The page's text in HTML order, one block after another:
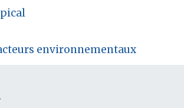
environnementaux